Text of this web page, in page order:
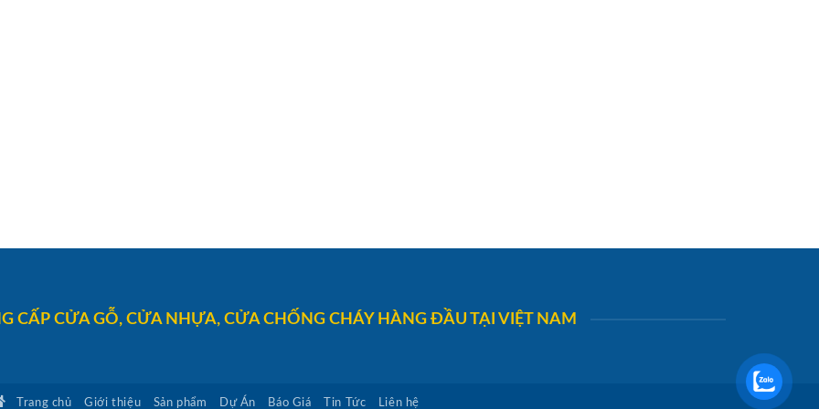
CẤP CỬA GỖ, CỬA NHỰA, CỬA CHỐNG CHÁY HÀNG ĐẦU TẠI VIỆT NAM
Trang chủ Giới thiệu Sản phẩm Dự Án Báo Giá Tin Tức Liên hệ